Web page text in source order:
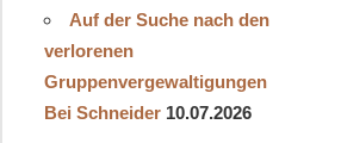
Auf der Suche nach den
verlorenen
Gruppenvergewaltigungen
Bei Schneider 10.07.2026